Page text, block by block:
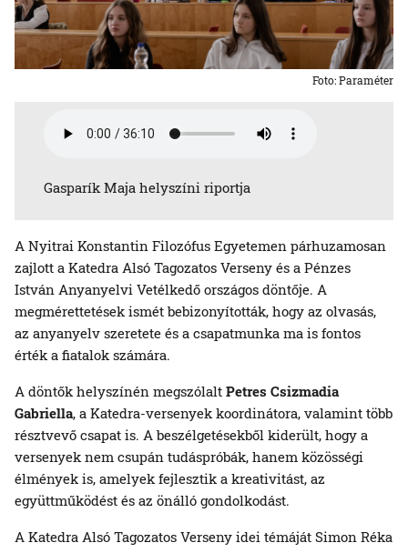
Foto: Paraméter
Gasparík Maja helyszíni riportja
A Nyitrai Konstantin Filozófus Egyetemen párhuzamosan
zajlott a Katedra Alsó Tagozatos Verseny és a Pénzes
István Anyanyelvi Vetélkedő országos döntője. A
megmérettetések ismét bebizonyították, hogy az olvasás,
az anyanyelv szeretete és a csapatmunka ma is fontos
érték a fiatalok számára.
A döntők helyszínén megszólalt Petres Csizmadia
Gabriella, a Katedra-versenyek koordinátora, valamint több
résztvevő csapat is. A beszélgetésekből kiderült, hogy a
versenyek nem csupán tudáspróbák, hanem közösségi
élmények is, amelyek fejlesztik a kreativitást, az
együttműködést és az önálló gondolkodást.
A Katedra Alsó Tagozatos Verseny idei témáját Simon Réka